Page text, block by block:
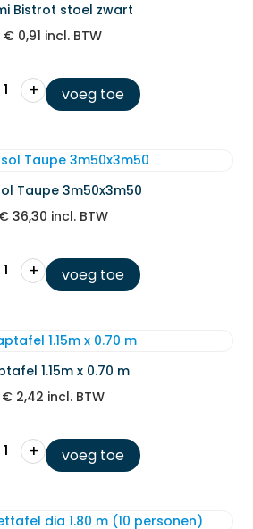
Bistrot stoel zwart
€ 0,91 incl. BTW
+ voeg toe
Taupe 3m50x3m50
€36,30 incl. BTW
+ voeg toe
1.15m x 0.70 m
€2,42 incl. BTW
+ voeg toe